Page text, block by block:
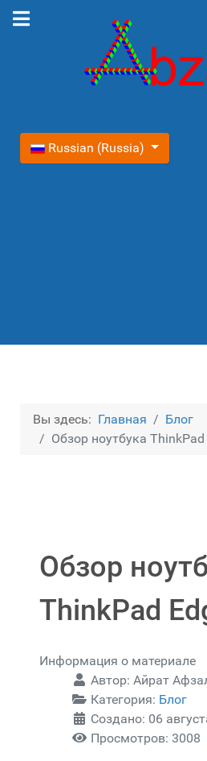
Выберите язык
Russian (Russia)
Вы здесь: Главная
Блог
Обзор ноутбука ThinkPad
Обзор
ThinkPad
Информация о материале
Автор: Айрат
Категория: Блог
Создано: 06
Просмотров: 3008